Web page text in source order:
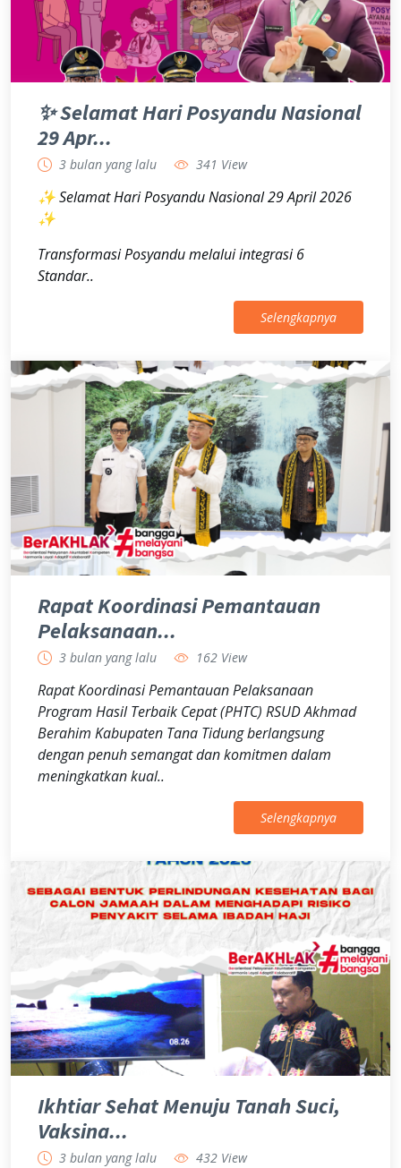
✨ Selamat Hari Posyandu Nasional
29 Apr...
3 bulan yang lalu 341 View
✨ Selamat Hari Posyandu Nasional 29 April 2026
✨
Transformasi Posyandu melalui integrasi 6
Standar..
Selengkapnya
Rapat Koordinasi Pemantauan
Pelaksanaan...
3 bulan yang lalu 162 View
Rapat Koordinasi Pemantauan Pelaksanaan
Program Hasil Terbaik Cepat (PHTC) RSUD Akhmad
Berahim Kabupaten Tana Tidung berlangsung
dengan penuh semangat dan komitmen dalam
meningkatkan kual..
Selengkapnya
Ikhtiar Sehat Menuju Tanah Suci,
Vaksina...
3 bulan yang lalu 432 View